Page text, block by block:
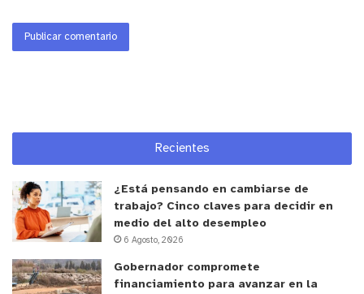
Recientes
¿Está pensando en cambiarse de
trabajo? Cinco claves para decidir en
medio del alto desempleo
6 Agosto, 2026
Gobernador compromete
financiamiento para avanzar en la